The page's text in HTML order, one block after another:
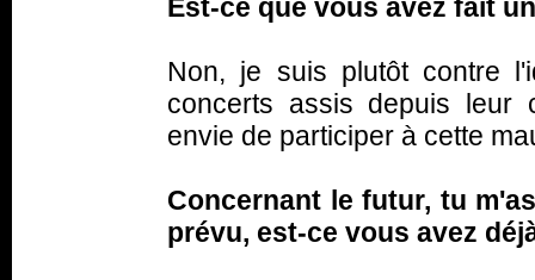
Est-ce que vous avez fait
Non, je suis plutôt contre
concerts assis depuis leur
envie de participer à cette
Concernant le futur, tu
prévu, est-ce vous avez